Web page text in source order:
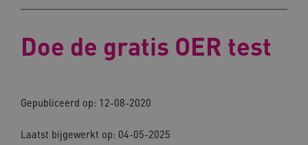
Doe de gratis OER test
Gepubliceerd op: 12-08-2020
Laatst bijgewerkt op: 04-05-2025